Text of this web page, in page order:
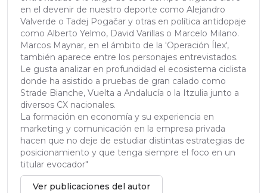
en el devenir de nuestro deporte como Alejandro
Valverde o Tadej Pogačar y otras en política antidopaje
como Alberto Yelmo, David Varillas o Marcelo Milano.
Marcos Maynar, en el ámbito de la 'Operación Ílex',
también aparece entre los personajes entrevistados.
Le gusta analizar en profundidad el ecosistema ciclista
donde ha asistido a pruebas de gran calado como
Strade Bianche, Vuelta a Andalucía o la Itzulia junto a
diversos CX nacionales.
La formación en economía y su experiencia en
marketing y comunicación en la empresa privada
hacen que no deje de estudiar distintas estrategias de
posicionamiento y que tenga siempre el foco en un
titular evocador"
Ver publicaciones del autor